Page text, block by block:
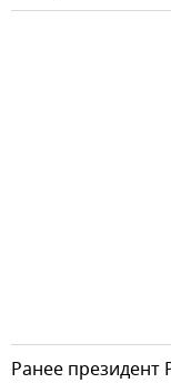
Ранее президент